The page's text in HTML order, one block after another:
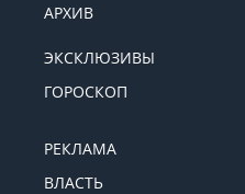
АРХИВ
ЭКСКЛЮЗИВЫ
ГОРОСКОП
РЕКЛАМА
ВЛАСТЬ